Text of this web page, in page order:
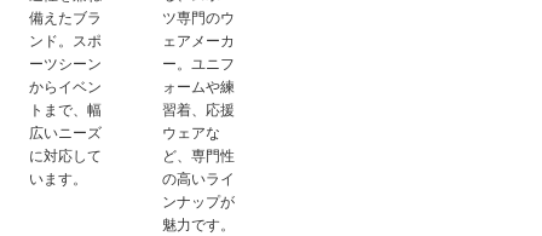
備えたブラ
ンド。スポ
ーツシーン
からイベン
トまで、幅
広いニーズ
に対応して
います。
ツ専門のウ
ェアメーカ
ー。ユニフ
ォームや練
習着、応援
ウェアな
ど、専門性
の高いライ
ンナップが
魅力です。